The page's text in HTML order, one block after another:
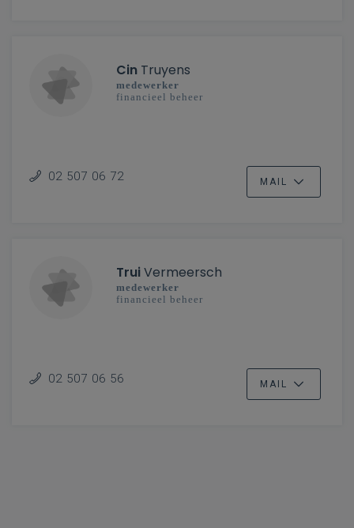
Cin Truyens
medewerker
financieel beheer
02 507 06 72 MAIL
TruiVermeersch
medewerker
financieel beheer
02 507 06 56 MAIL